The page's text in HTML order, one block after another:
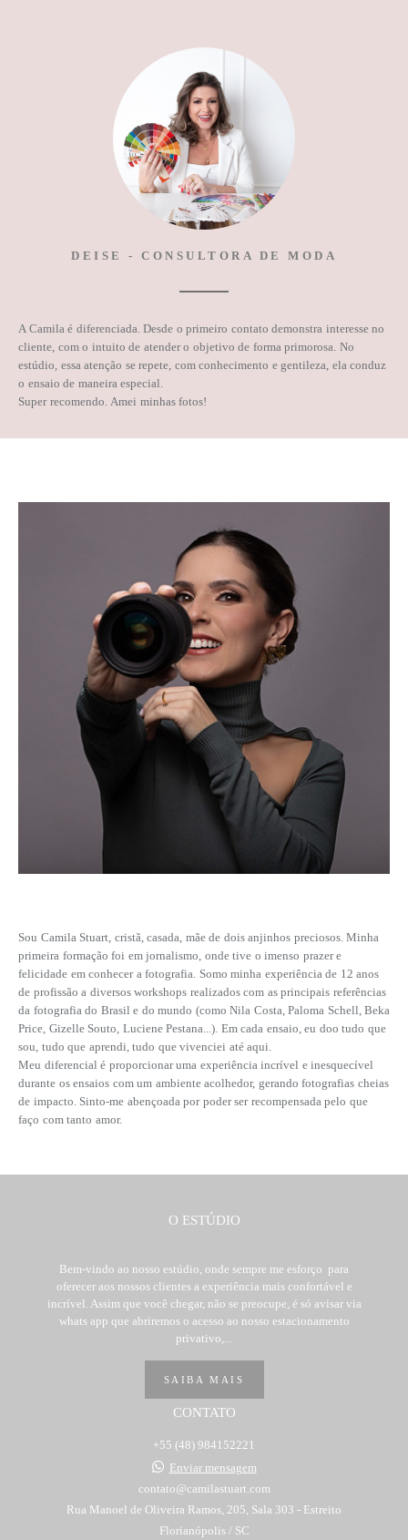
DEISE - CONSULTORA DE MODA
A Camila é diferenciada. Desde o primeiro contato demonstra interesse no
cliente, com o intuito de atender o objetivo de forma primorosa. No
estúdio, essa atenção se repete, com conhecimento e gentileza, ela conduz
o ensaio de maneira especial.
Super recomendo. Amei minhas fotos!
Sou Camila Stuart, cristã, casada, mãe de dois anjinhos preciosos. Minha
primeira formação foi em jornalismo, onde tive o imenso prazer e
felicidade em conhecer a fotografia. Somo minha experiência de 12 anos
de profissão a diversos workshops realizados com as principais referências
da fotografia do Brasil e do mundo (como Nila Costa, Paloma Schell, Beka
Price, Gizelle Souto, Luciene Pestana...). Em cada ensaio, eu doo tudo que
sou, tudo que aprendi, tudo que vivenciei até aqui.
Meu diferencial é proporcionar uma experiência incrível e inesquecível
durante os ensaios com um ambiente acolhedor, gerando fotografias cheias
de impacto. Sinto-me abençoada por poder ser recompensada pelo que
faço com tanto amor.
O ESTÚDIO
Bem-vindo ao nosso estúdio, onde sempre me esforço para
oferecer aos nossos clientes a experiência mais confortável e
incrível. Assim que você chegar, não se preocupe, é só avisar via
whats app que abriremos o acesso ao nosso estacionamento
privativo,...
SAIBA MAIS
CONTATO
+55 (48) 984152221
Enviar mensagem
contato@camilastuart.com
Rua Manoel de Oliveira Ramos, 205, Sala 303 - Estreito
Florianópolis / SC